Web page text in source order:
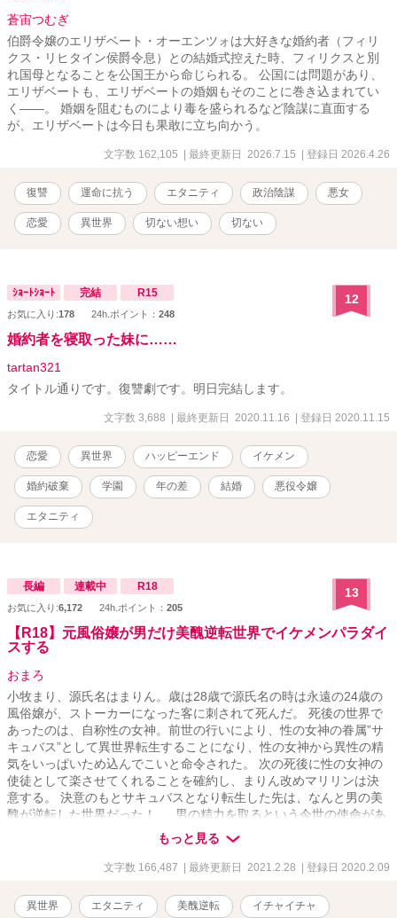
蒼宙つむぎ
伯爵令嬢のエリザベート・オーエンツォは大好きな婚約者（フィリ
クス・リヒタイン侯爵令息）との結婚式控えた時、フィリクスと別
れ国母となることを公国王から命じられる。 公国には問題があり、
エリザベートも、エリザベートの婚姻もそのことに巻き込まれてい
く――。 婚姻を阻むものにより毒を盛られるなど陰謀に直面する
が、エリザベートは今日も果敢に立ち向かう。
文字数 162,105 | 最終更新日 2026.7.15 | 登録日 2026.4.26
復讐 運命に抗う エタニティ 政治陰謀 悪女
恋愛 異世界 切ない想い 切ない
ｼｮｰﾄｼｮｰﾄ 完結 R15
お気に入り:178 24h.ポイント： 248
12
婚約者を寝取った妹に……
tartan321
タイトル通りです。復讐劇です。明日完結します。
文字数 3,688 | 最終更新日 2020.11.16 | 登録日 2020.11.15
恋愛 異世界 ハッピーエンド イケメン
婚約破棄 学園 年の差 結婚 悪役令嬢
エタニティ
長編 連載中 R18
お気に入り:6,172 24h.ポイント： 205
13
【R18】元風俗嬢が男だけ美醜逆転世界でイケメンパラダイ
スする
おまろ
小牧まり、源氏名はまりん。歳は28歳で源氏名の時は永遠の24歳の
風俗嬢が、ストーカーになった客に刺されて死んだ。 死後の世界で
あったのは、自称性の女神。前世の行いにより、性の女神の眷属”サ
キュバス”として異世界転生することになり、性の女神から異性の精
気をいっぱいため込んでこいと命令された。 次の死後に性の女神の
使徒として楽させてくれることを確約し、まりん改めマリリンは決
意する。 決意のもとサキュバスとなり転生した先は、なんと男の美
醜が逆転した世界だった！ 男の精力を取るという今世の使命があ
るマリリンは、異世界のブス（イケメン）達を天国にイカせる！ 重
婚が認められる世界で、まりんは何人と結婚するのか、はたまた全
員セフレで終わらせるのか！夜のスポ根恋愛物語！ ※本番行為の
展開がないとは言っていない） ※ムーンライトノベルさんにも掲載
してます。 エロ度：★★★★★
もっと見る
文字数 166,487 | 最終更新日 2021.2.28 | 登録日 2020.2.09
異世界 エタニティ 美醜逆転 イチャイチャ